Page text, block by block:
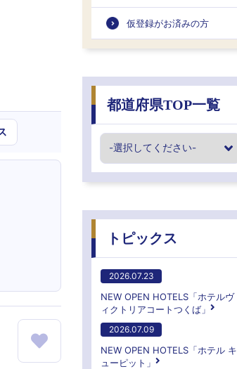
仮登録がお済みの方
都道府県TOP一覧
トピックス
2026.07.23
NEW OPEN HOTELS「ホテルヴ
ィクトリアコートつくば」
2026.07.09
NEW OPEN HOTELS「ホテル キ
ューピット」